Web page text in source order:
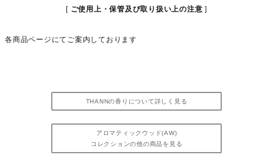
ご使用上・保管及び取り扱い上の注意
各商品ページにてご案内しております
THANNの香りについて詳しく見る
アロマティックウッド(AW)
コレクションの他の商品を見る